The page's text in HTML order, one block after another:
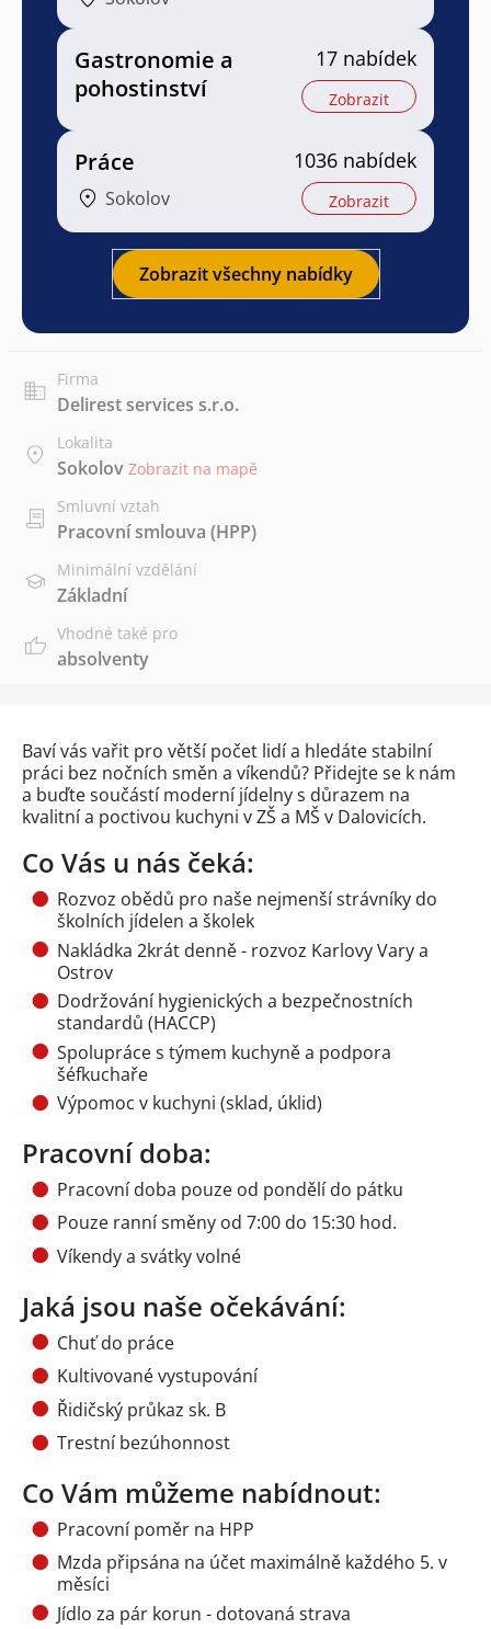
Gastronomie a
pohostinství
17 nabídek
Zobrazit
Práce
Sokolov
1036 nabídek
Zobrazit
Zobrazit všechny nabídky
Firma
Delirest services s.r.o.
Lokalita
Sokolov Zobrazit na mapě
Smluvní vztah
Pracovní smlouva (HPP)
Minimální vzdělání
Základní
Vhodné také pro
absolventy
Baví vás vařit pro větší počet lidí a hledáte stabilní
práci bez nočních směn a víkendů? Přidejte se k nám
a buďte součástí moderní jídelny s důrazem na
kvalitní a poctivou kuchyni v ZŠ a MŠ v Dalovicích.
Co Vás u nás čeká:
Rozvoz obědů pro naše nejmenší strávníky do
školních jídelen a školek
Nakládka 2krát denně - rozvoz Karlovy Vary a
Ostrov
Dodržování hygienických a bezpečnostních
standardů (HACCP)
Spolupráce s týmem kuchyně a podpora
šéfkuchaře
Výpomoc v kuchyni (sklad, úklid)
Pracovní doba:
Pracovní doba pouze od pondělí do pátku
Pouze ranní směny od 7:00 do 15:30 hod.
Víkendy a svátky volné
Jaká jsou naše očekávání:
Chuť do práce
Kultivované vystupování
Řidičský průkaz sk. B
Trestní bezúhonnost
Co Vám můžeme nabídnout:
Pracovní poměr na HPP
Mzda připsána na účet maximálně každého 5. v
měsíci
Jídlo za pár korun - dotovaná strava